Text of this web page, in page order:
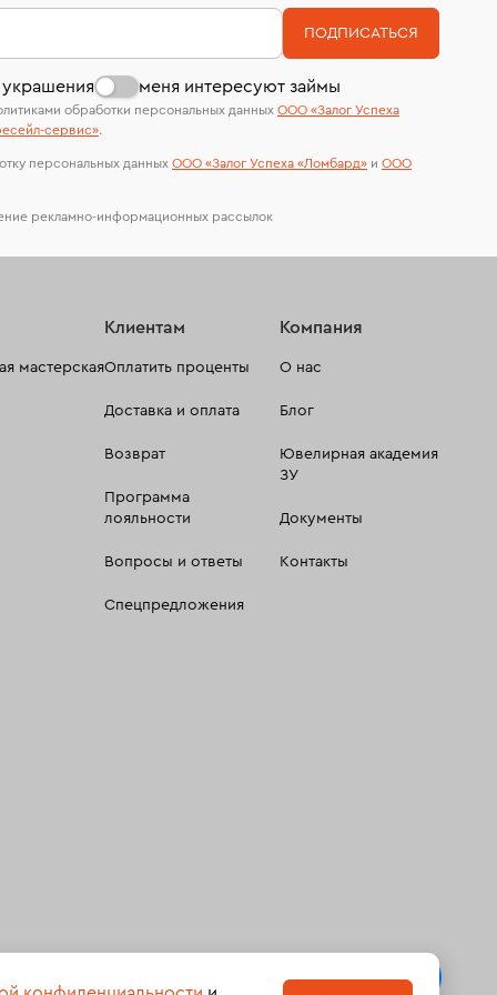
В кредит от Т-Банка (до 50 000 руб., на 3–6
мес.)
На особо ценные изделия получены
сертификаты МГУ и других геммологических
лабораторий
меня интересуют займы
ПОДПИСАТЬСЯ
обработки персональных данных ООО «Залог Успеха
сервиc».
персональных данных ООО «Залог Успеха «Ломбард» и ООО
рекламно-информационных рассылок
мастерская
Клиентам
Оплатить проценты
Доставка и оплата
Возврат
Программа
лояльности
Вопросы и ответы
Спецпредложения
Компания
О нас
Блог
Ювелирная академия
ЗУ
Документы
Контакты